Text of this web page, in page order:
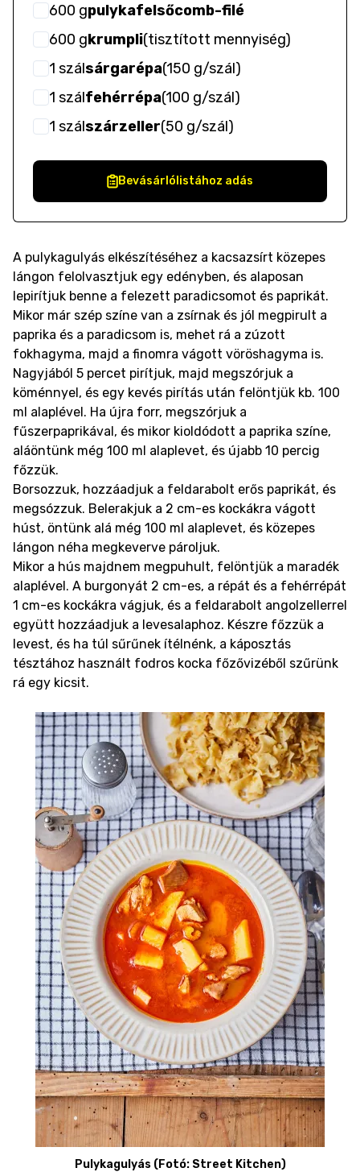
600 gpulykafelsőcomb-filé
600 gkrumpli(tisztított mennyiség)
1 szálsárgarépa(150 g/szál)
1 szálfehérrépa(100 g/szál)
1 szálszárzeller(50 g/szál)
Bevásárlólistához adás
A pulykagulyás elkészítéséhez a kacsazsírt közepes
lángon felolvasztjuk egy edényben, és alaposan
lepirítjuk benne a felezett paradicsomot és paprikát.
Mikor már szép színe van a zsírnak és jól megpirult a
paprika és a paradicsom is, mehet rá a zúzott
fokhagyma, majd a finomra vágott vöröshagyma is.
Nagyjából 5 percet pirítjuk, majd megszórjuk a
köménnyel, és egy kevés pirítás után felöntjük kb. 100
ml alaplével. Ha újra forr, megszórjuk a
fűszerpaprikával, és mikor kioldódott a paprika színe,
aláöntünk még 100 ml alaplevet, és újabb 10 percig
főzzük.
Borsozzuk, hozzáadjuk a feldarabolt erős paprikát, és
megsózzuk. Belerakjuk a 2 cm-es kockákra vágott
húst, öntünk alá még 100 ml alaplevet, és közepes
lángon néha megkeverve pároljuk.
Mikor a hús majdnem megpuhult, felöntjük a maradék
alaplével. A burgonyát 2 cm-es, a répát és a fehérrépát
1 cm-es kockákra vágjuk, és a feldarabolt angolzellerrel
együtt hozzáadjuk a levesalaphoz. Készre főzzük a
levest, és ha túl sűrűnek ítélnénk, a káposztás
tésztához használt fodros kocka főzővizéből szűrünk
rá egy kicsit.
Pulykagulyás (Fotó: Street Kitchen)